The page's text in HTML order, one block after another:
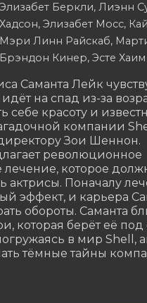
Элизабет Беркли, Лиэнн
Хадсон, Элизабет Мосс,
Мэри Линн Райскаб,
Брэндон Кинер, Эсте Хаим
Саманта Лейк
на спад из-за
себе красоту и
компании
Зои Шеннон.
революционное
лечение, которое
актрисы. Поначалу
эффект, и карьера
обороты. Саманта
которая берёт её под
в мир Shell,
тёмные тайны